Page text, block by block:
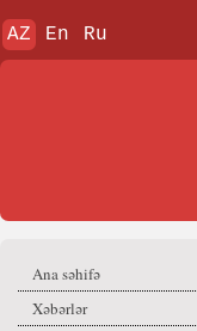
AZ En Ru
Ana səhifə
Xəbərlər